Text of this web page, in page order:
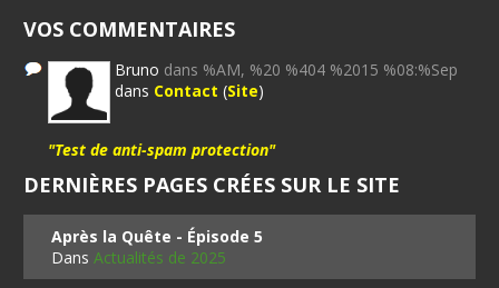
VOS COMMENTAIRES
Bruno dans %AM, %20 %404 %2015 %08:%Sep
dans Contact (Site)
"Test de anti-spam protection"
DERNIÈRES PAGES CRÉES SUR LE SITE
Après la Quête - Épisode 5
DansActualités de 2025